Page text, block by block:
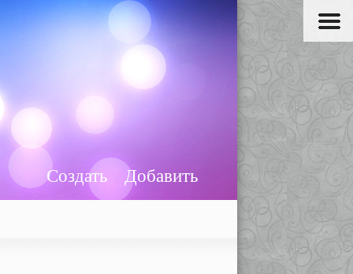
Добавить
Создать